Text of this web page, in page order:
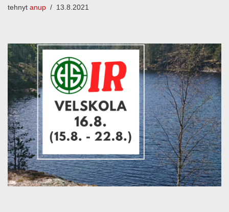
tehnyt anup 13.8.2021